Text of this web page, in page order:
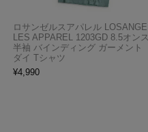
ロサンゼルスアパレル LOSANGE
LES APPAREL 1203GD 8.5オンス
半袖 バインディング ガーメント
ダイ Tシャツ
¥4,990